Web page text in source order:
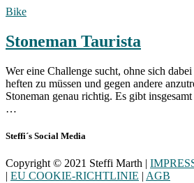
Bike
Stoneman Taurista
Wer eine Challenge sucht, ohne sich
heften zu müssen und gegen andere
Stoneman genau richtig. Es gibt
…
Steffi´s Social Media
Copyright © 2021 Steffi Marth |
| EU COOKIE-RICHTLINIE | AGB